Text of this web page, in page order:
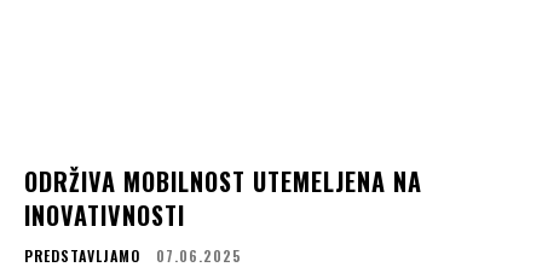
ODRŽIVA MOBILNOST UTEMELJENA NA
INOVATIVNOSTI
PREDSTAVLJAMO 07.06.2025